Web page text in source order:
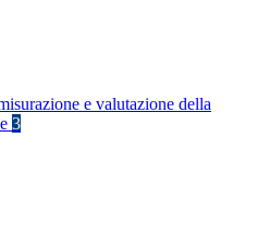
e valutazione della
3